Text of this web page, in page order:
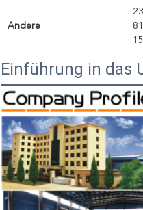
Andere
Einführung in das